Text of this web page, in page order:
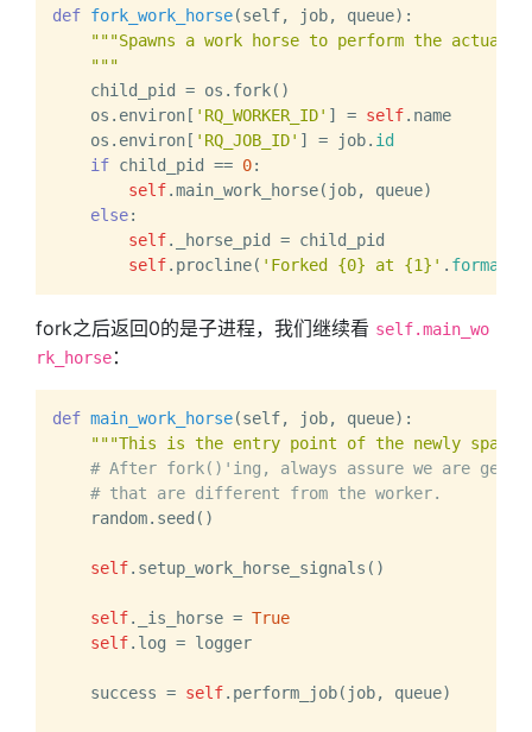
def fork_work_horse(self, job, queue):
"""Spawns a work horse to perform the actual
    """
    child_pid = os.fork()
    os.environ[
'RQ_WORKER_ID' ] = self.name
    os.environ[
'RQ_JOB_ID' ] = job. id
if child_pid == 0:
self.main_work_horse(job, queue)
else:
self._horse_pid = child_pid
self.procline( 'Forked {0} at {1}' . format
fork之后返回0的是子进程，我们继续看 self.main_wo
rk_horse：
def main_work_horse(self, job, queue):
"""This is the entry point of the newly
# After fork()'ing, always assure we are
# that are different from the worker.
    random.seed()
self.setup_work_horse_signals()
self._is_horse = True
self.log = logger
    success =
self.perform_job(job, queue)